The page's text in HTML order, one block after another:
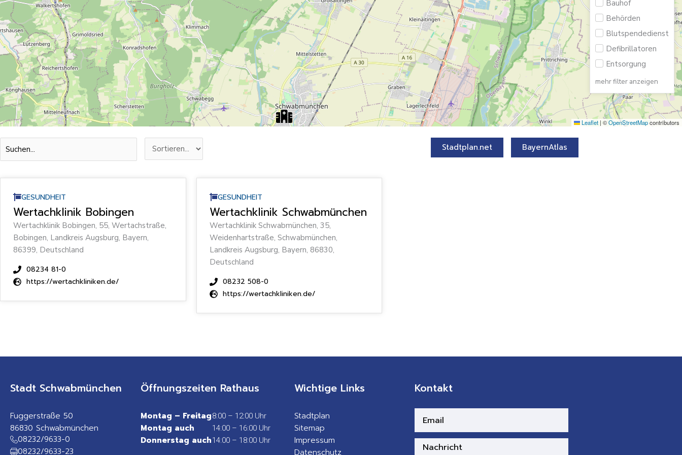
Leaflet | ©OpenStreetMapcontributors
Bauhof
Behörden
Blutspendedienst
Defibrillatoren
Entsorgung
mehr filter anzeigen
Stadtplan.net BayernAtlas
GESUNDHEIT
Wertachklinik Bobingen
Wertachklinik Bobingen, 55, Wertachstraße,
Bobingen, Landkreis Augsburg, Bayern,
86399, Deutschland
08234 81-0
https://wertachkliniken.de/
GESUNDHEIT
Wertachklinik Schwabmünchen
Wertachklinik Schwabmünchen, 35,
Weidenhartstraße, Schwabmünchen,
Landkreis Augsburg, Bayern, 86830,
Deutschland
08232 508-0
https://wertachkliniken.de/
Stadt Schwabmünchen
Fuggerstraße 50
86830 Schwabmünchen
08232/9633-0
08232/9633-23
Öffnungszeiten Rathaus
Montag – Freitag8:00 – 12:00 Uhr
Montag auch 14:00 – 16:00 Uhr
Donnerstag auch14:00 – 18:00 Uhr
Wichtige Links
Stadtplan
Sitemap
Impressum
Datenschutz
Kontakt